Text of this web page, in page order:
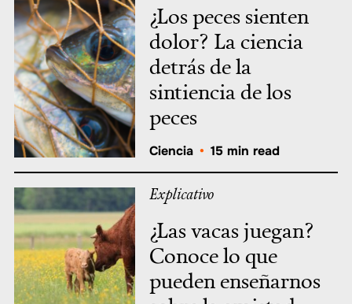
¿Los peces sienten
dolor? La ciencia
detrás de la
sintiencia de los
peces
Ciencia • 15 min read
Explicativo
¿Las vacas juegan?
Conoce lo que
pueden enseñarnos